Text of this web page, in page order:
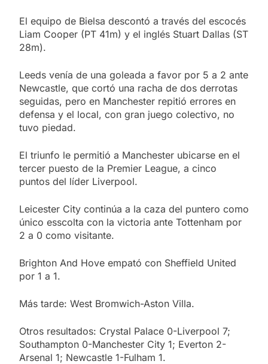
El equipo de Bielsa descontó a través del escocés
Liam Cooper (PT 41m) y el inglés Stuart Dallas (ST
28m).
Leeds venía de una goleada a favor por 5 a 2 ante
Newcastle, que cortó una racha de dos derrotas
seguidas, pero en Manchester repitió errores en
defensa y el local, con gran juego colectivo, no
tuvo piedad.
El triunfo le permitió a Manchester ubicarse en el
tercer puesto de la Premier League, a cinco
puntos del líder Liverpool.
Leicester City continúa a la caza del puntero como
único esscolta con la victoria ante Tottenham por
2 a 0 como visitante.
Brighton And Hove empató con Sheffield United
por 1 a 1.
Más tarde: West Bromwich-Aston Villa.
Otros resultados: Crystal Palace 0-Liverpool 7;
Southampton 0-Manchester City 1; Everton 2-
Arsenal 1; Newcastle 1-Fulham 1.